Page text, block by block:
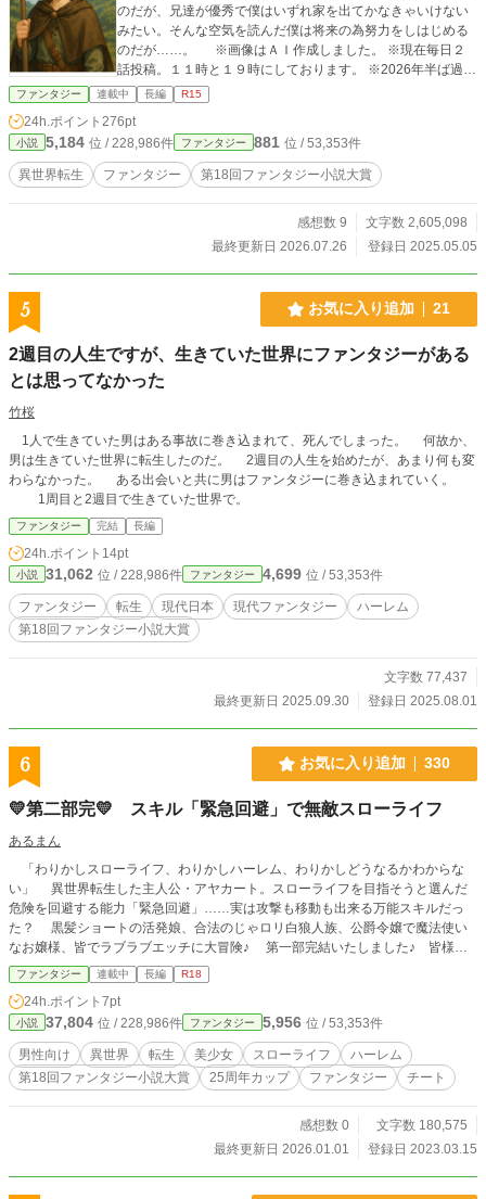
のだが、兄達が優秀で僕はいずれ家を出てかなきゃいけない
みたい。そんな空気を読んだ僕は将来の為努力をしはじめる
のだが……。 ※画像はＡＩ作成しました。 ※現在毎日２
話投稿。１１時と１９時にしております。 ※2026年半ば過ぎ
完結予定→七月に完結（決定） 完結しました。ありがとうご
ざいました。
ファンタジー 連載中 長編 R15
24h.ポイント 276pt
小説 5,184 位 / 228,986件 ファンタジー 881 位 / 53,353件
異世界転生 ファンタジー 第18回ファンタジー小説大賞
感想数 9
文字数 2,605,098
最終更新日 2026.07.26
登録日 2025.05.05
5 お気に入り追加 21
2週目の人生ですが、生きていた世界にファンタジーがある
とは思ってなかった
竹桜
1人で生きていた男はある事故に巻き込まれて、死んでしまった。 何故か、
男は生きていた世界に転生したのだ。 2週目の人生を始めたが、あまり何も変
わらなかった。 ある出会いと共に男はファンタジーに巻き込まれていく。
1周目と2週目で生きていた世界で。
ファンタジー 完結 長編
24h.ポイント 14pt
小説 31,062 位 / 228,986件 ファンタジー 4,699 位 / 53,353件
ファンタジー 転生 現代日本 現代ファンタジー
ハーレム
第18回ファンタジー小説大賞
文字数 77,437
最終更新日 2025.09.30
登録日 2025.08.01
6 お気に入り追加 330
💛第二部完💛 スキル「緊急回避」で無敵スローライフ
あるまん
「わりかしスローライフ、わりかしハーレム、わりかしどうなるかわからな
い」 異世界転生した主人公・アヤカート。スローライフを目指そうと選んだ
危険を回避する能力「緊急回避」……実は攻撃も移動も出来る万能スキルだっ
た？ 黒髪ショートの活発娘、合法のじゃロリ白狼人族、公爵令嬢で魔法使い
なお嬢様、皆でラブラブエッチに大冒険♪ 第一部完結いたしました♪ 皆様応
援ありがとうございます♪ 第二部完結いたしました♪ 皆様応援ありがとうご
ざいます♪
ファンタジー 連載中 長編 R18
24h.ポイント 7pt
小説 37,804 位 / 228,986件 ファンタジー 5,956 位 / 53,353件
男性向け 異世界 転生 美少女 スローライフ
ハーレム
第18回ファンタジー小説大賞
25周年カップ ファンタジー チート
感想数 0
文字数 180,575
最終更新日 2026.01.01
登録日 2023.03.15